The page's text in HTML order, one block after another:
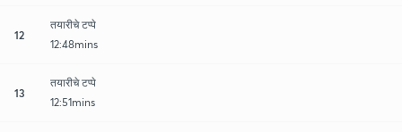
12
तयारीचे टप्पे
12:48mins
13
तयारीचे टप्पे
12:51mins